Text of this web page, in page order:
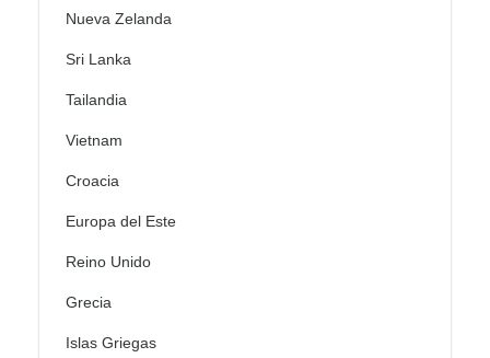
Nueva Zelanda
Sri Lanka
Tailandia
Vietnam
Croacia
Europa del Este
Reino Unido
Grecia
Islas Griegas